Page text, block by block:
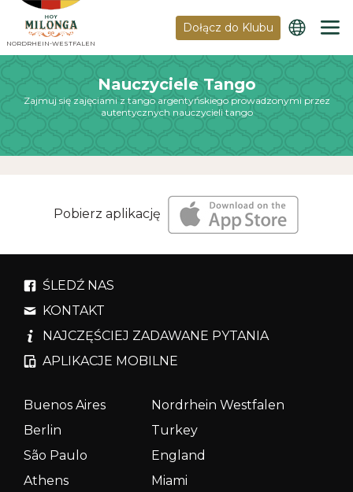
NORDRHEIN-WESTFALEN
Dołącz do Klubu
Nauczyciele Tango
Zajmuj się zajęciami z tango argentyńskiego prowadzonymi przez
autentycznych nauczycieli tango
Pobierz aplikację
ŚLEDŹ NAS
KONTAKT
NAJCZĘŚCIEJ ZADAWANE PYTANIA
APLIKACJE MOBILNE
Buenos Aires
Nordrhein Westfalen
Berlin
Turkey
São Paulo
England
Athens
Miami